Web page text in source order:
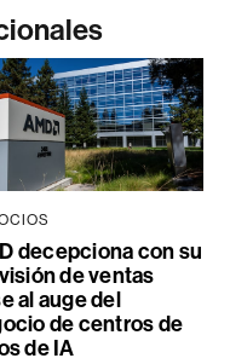
decepciona con su
de ventas
al auge del
de centros de
de IA